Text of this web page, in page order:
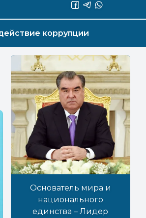
коррупции
Основатель мира и
национального
единства – Лидер